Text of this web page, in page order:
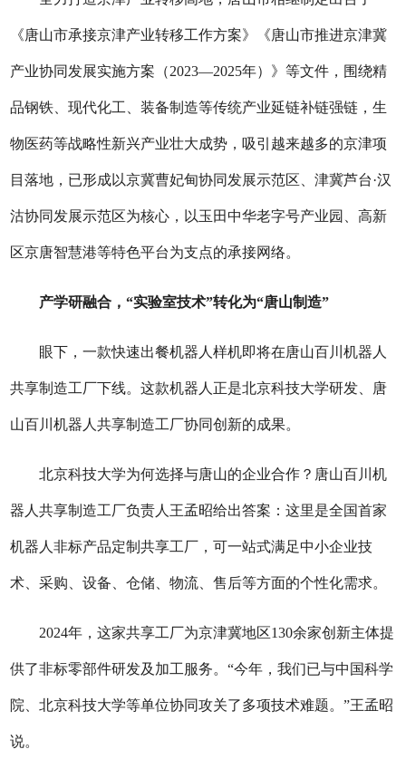
《唐山市承接京津产业转移工作方案》《唐山市推进京津冀
产业协同发展实施方案（2023—2025年）》等文件，围绕精
品钢铁、现代化工、装备制造等传统产业延链补链强链，生
物医药等战略性新兴产业壮大成势，吸引越来越多的京津项
目落地，已形成以京冀曹妃甸协同发展示范区、津冀芦台·汉
沽协同发展示范区为核心，以玉田中华老字号产业园、高新
区京唐智慧港等特色平台为支点的承接网络。
产学研融合，“实验室技术”转化为“唐山制造”
眼下，一款快速出餐机器人样机即将在唐山百川机器人
共享制造工厂下线。这款机器人正是北京科技大学研发、唐
山百川机器人共享制造工厂协同创新的成果。
北京科技大学为何选择与唐山的企业合作？唐山百川机
器人共享制造工厂负责人王孟昭给出答案：这里是全国首家
机器人非标产品定制共享工厂，可一站式满足中小企业技
术、采购、设备、仓储、物流、售后等方面的个性化需求。
2024年，这家共享工厂为京津冀地区130余家创新主体提
供了非标零部件研发及加工服务。“今年，我们已与中国科学
院、北京科技大学等单位协同攻关了多项技术难题。”王孟昭
说。